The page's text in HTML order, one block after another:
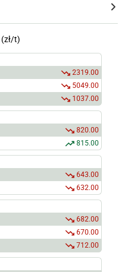
t)
2319.00
5049.00
1037.00
820.00
815.00
643.00
632.00
682.00
670.00
712.00